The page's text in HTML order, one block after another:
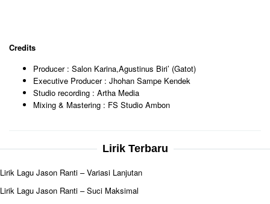
Credits
Producer : Salon Karina,Agustinus Biri’ (Gatot)
Executive Producer : Jhohan Sampe Kendek
Studio recording : Artha Media
Mixing & Mastering : FS Studio Ambon
Lirik Terbaru
Lirik Lagu Jason Ranti – Variasi Lanjutan
Lirik Lagu Jason Ranti – Suci Maksimal